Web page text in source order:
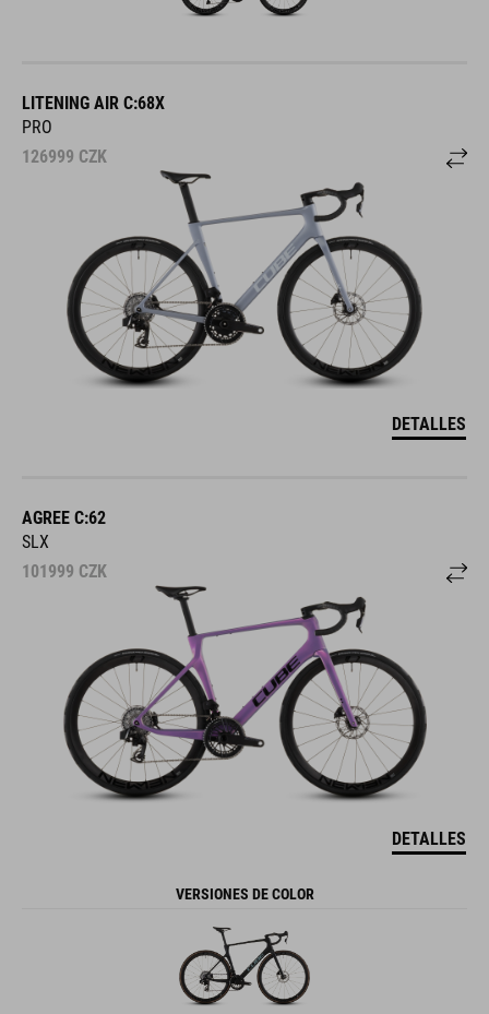
LITENING AIR C:68X
PRO
126999 CZK
DETALLES
AGREE C:62
SLX
101999 CZK
DETALLES
VERSIONES DE COLOR